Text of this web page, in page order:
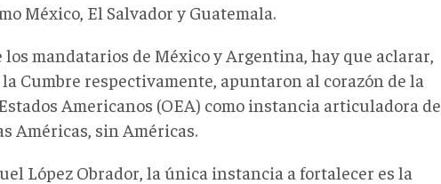
México, El Salvador y Guatemala.
los mandatarios de México y Argentina, hay que aclarar,
Cumbre respectivamente, apuntaron al corazón de la
Americanos (OEA) como instancia articuladora de
Américas, sin Américas.
López Obrador, la única instancia a fortalecer es la